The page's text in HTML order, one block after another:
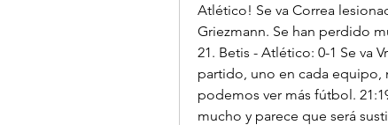
Atlético! Se va Correa
Griezmann. Se han perdido
21. Betis - Atlético: 0-1 Se va
partido, uno en cada equipo,
podemos ver más fútbol.
mucho y parece que será